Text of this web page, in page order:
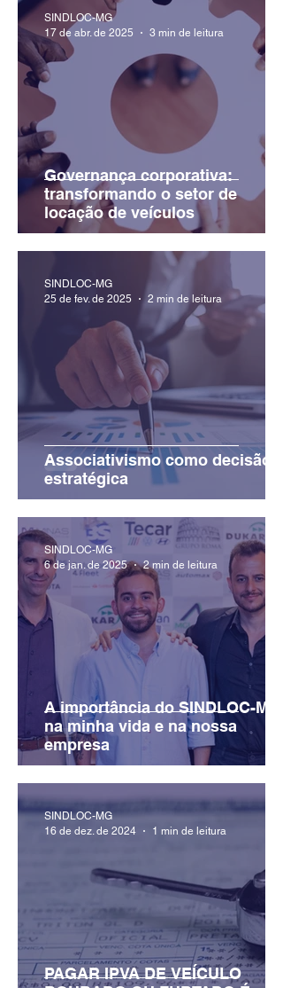
Governança corporativa:
transformando o setor de
locação de veículos
SINDLOC-MG
17 de abr. de 2025
3 min de leitura
Associativismo como decisão
estratégica
SINDLOC-MG
25 de fev. de 2025
2 min de leitura
A importância do SINDLOC-MG
na minha vida e na nossa
empresa
SINDLOC-MG
6 de jan. de 2025
2 min de leitura
PAGAR IPVA DE VEÍCULO
SINDLOC-MG
16 de dez. de 2024
1 min de leitura